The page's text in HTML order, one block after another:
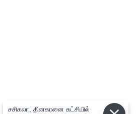
சசிகலா, தினகரனை கட்சியில்